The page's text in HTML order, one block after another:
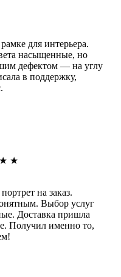
для интерьера.
насыщенные, но
дефектом — на углу
в поддержку,
★ ★
на заказ.
Выбор услуг
Доставка пришла
Получил именно то,